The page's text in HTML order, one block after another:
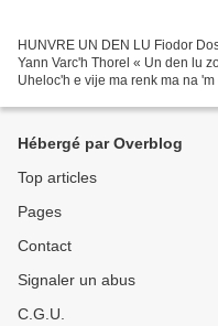
HUNVRE UN DEN LU Fiodor
Yann Varc'h Thorel « Un den lu
Uheloc'h e vije ma renk ma na
Hébergé par Overblog
Top articles
Pages
Contact
Signaler un abus
C.G.U.